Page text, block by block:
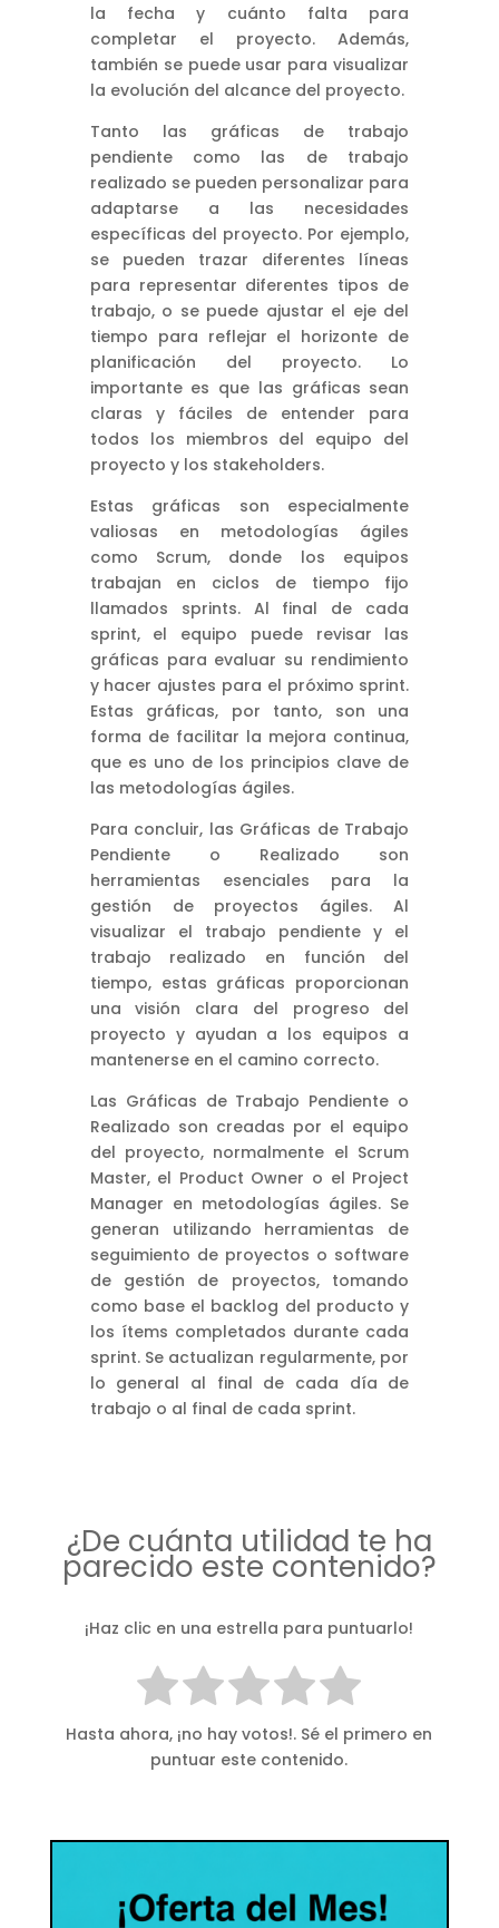
la fecha y cuánto falta para
completar el proyecto. Además,
también se puede usar para visualizar
la evolución del alcance del proyecto.
Tanto las gráficas de trabajo
pendiente como las de trabajo
realizado se pueden personalizar para
adaptarse a las necesidades
específicas del proyecto. Por ejemplo,
se pueden trazar diferentes líneas
para representar diferentes tipos de
trabajo, o se puede ajustar el eje del
tiempo para reflejar el horizonte de
planificación del proyecto. Lo
importante es que las gráficas sean
claras y fáciles de entender para
todos los miembros del equipo del
proyecto y los stakeholders.
Estas gráficas son especialmente
valiosas en metodologías ágiles
como Scrum, donde los equipos
trabajan en ciclos de tiempo fijo
llamados sprints. Al final de cada
sprint, el equipo puede revisar las
gráficas para evaluar su rendimiento
y hacer ajustes para el próximo sprint.
Estas gráficas, por tanto, son una
forma de facilitar la mejora continua,
que es uno de los principios clave de
las metodologías ágiles.
Para concluir, las Gráficas de Trabajo
Pendiente o Realizado son
herramientas esenciales para la
gestión de proyectos ágiles. Al
visualizar el trabajo pendiente y el
trabajo realizado en función del
tiempo, estas gráficas proporcionan
una visión clara del progreso del
proyecto y ayudan a los equipos a
mantenerse en el camino correcto.
Las Gráficas de Trabajo Pendiente o
Realizado son creadas por el equipo
del proyecto, normalmente el Scrum
Master, el Product Owner o el Project
Manager en metodologías ágiles. Se
generan utilizando herramientas de
seguimiento de proyectos o software
de gestión de proyectos, tomando
como base el backlog del producto y
los ítems completados durante cada
sprint. Se actualizan regularmente, por
lo general al final de cada día de
trabajo o al final de cada sprint.
¿De cuánta utilidad te ha
parecido este contenido?
¡Haz clic en una estrella para puntuarlo!
Hasta ahora, ¡no hay votos!. Sé el primero en
puntuar este contenido.